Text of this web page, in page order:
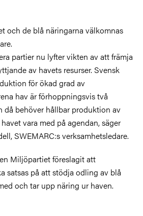
och de blå näringarna välkomnas
partier nu lyfter vikten av att främja
av havets resurser. Svensk
för ökad grad av
hav är förhoppningsvis två
då behöver hållbar produktion av
vara med på agendan, säger
SWEMARC:s verksamhetsledare.
Miljöpartiet föreslagit att
satsas på att stödja odling av blå
och tar upp näring ur haven.